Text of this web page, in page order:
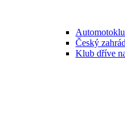
Český
Klub dříve